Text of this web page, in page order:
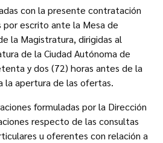
con la presente contratación
escrito ante la Mesa de
la Magistratura, dirigidas al
de la Ciudad Autónoma de
y dos (72) horas antes de la
la apertura de las ofertas.
formuladas por la Dirección
respecto de las consultas
u oferentes con relación a